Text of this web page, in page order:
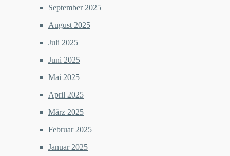
September 2025
August 2025
Juli 2025
Juni 2025
Mai 2025
April 2025
März 2025
Februar 2025
Januar 2025